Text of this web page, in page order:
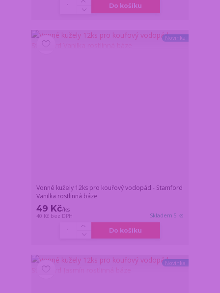
Do košíku
Novinka
Vonné kužely 12ks pro kouřový vodopád - Stamford
Vanilka rostlinná báze
49 Kč/ks
40 Kč bez DPH Skladem 5 ks
Do košíku
Novinka